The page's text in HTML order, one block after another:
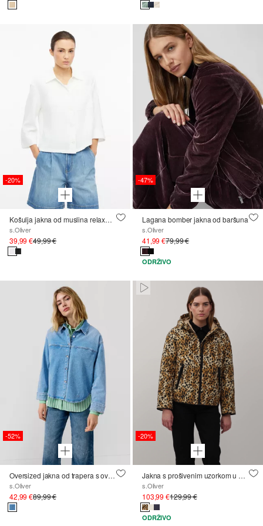
-20%
Košulja jakna od muslina relaxed fit kroja
s.Oliver
39,99 €49,99 €
-47%
Lagana bomber jakna od baršuna
s.Oliver
41,99 €79,99 €
ODRŽIVO
-52%
Oversized jakna od trapera s ovratnikom u stilu košulje i džepom na prsima
s.Oliver
42,99 €89,99 €
Paused • Muted
-20%
Jakna s prošivenim uzorkom u obliku romba
s.Oliver
103,99 €129,99 €
ODRŽIVO